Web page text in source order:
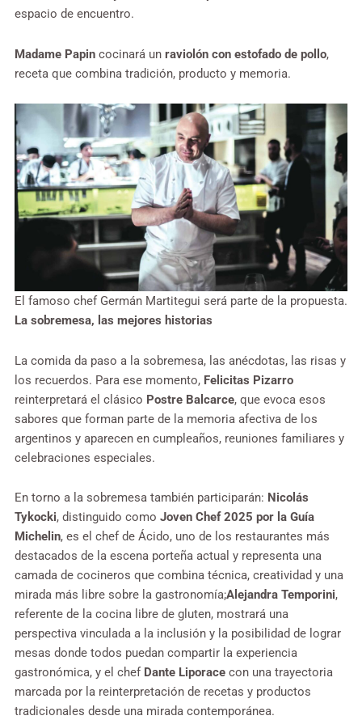
espacio de encuentro.
Madame Papin cocinará un raviolón con estofado de pollo,
receta que combina tradición, producto y memoria.
El famoso chef Germán Martitegui será parte de la propuesta.
La sobremesa, las mejores historias
La comida da paso a la sobremesa, las anécdotas, las risas y
los recuerdos. Para ese momento, Felicitas Pizarro
reinterpretará el clásico Postre Balcarce, que evoca esos
sabores que forman parte de la memoria afectiva de los
argentinos y aparecen en cumpleaños, reuniones familiares y
celebraciones especiales.
En torno a la sobremesa también participarán: Nicolás
Tykocki, distinguido como Joven Chef 2025 por la Guía
Michelin, es el chef de Ácido, uno de los restaurantes más
destacados de la escena porteña actual y representa una
camada de cocineros que combina técnica, creatividad y una
mirada más libre sobre la gastronomía;Alejandra Temporini,
referente de la cocina libre de gluten, mostrará una
perspectiva vinculada a la inclusión y la posibilidad de lograr
mesas donde todos puedan compartir la experiencia
gastronómica, y el chef Dante Liporace con una trayectoria
marcada por la reinterpretación de recetas y productos
tradicionales desde una mirada contemporánea.